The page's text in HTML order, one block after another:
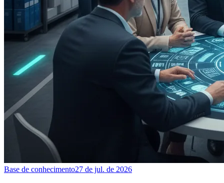
Base de conhecimento27 de jul. de 2026